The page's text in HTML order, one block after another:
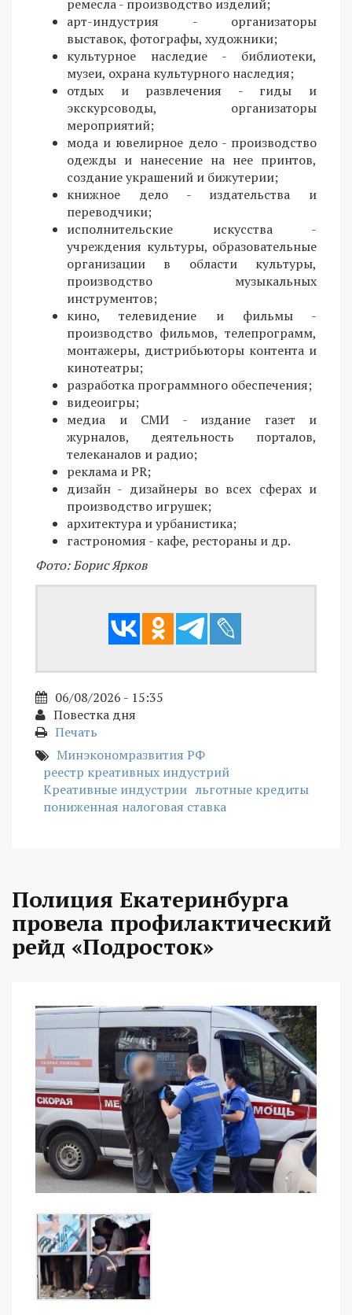
ремесла - производство изделий;
арт-индустрия - организаторы
выставок, фотографы, художники;
культурное наследие - библиотеки,
музеи, охрана культурного наследия;
отдых и развлечения - гиды и
экскурсоводы, организаторы
мероприятий;
мода и ювелирное дело - производство
одежды и нанесение на нее принтов,
создание украшений и бижутерии;
книжное дело - издательства и
переводчики;
исполнительские искусства -
учреждения культуры, образовательные
организации в области культуры,
производство музыкальных
инструментов;
кино, телевидение и фильмы -
производство фильмов, телепрограмм,
монтажеры, дистрибьюторы контента и
кинотеатры;
разработка программного обеспечения;
видеоигры;
медиа и СМИ - издание газет и
журналов, деятельность порталов,
телеканалов и радио;
реклама и PR;
дизайн - дизайнеры во всех сферах и
производство игрушек;
архитектура и урбанистика;
гастрономия - кафе, рестораны и др.
Фото: Борис Ярков
06/08/2026 - 15:35
Повестка дня
Печать
Минэкономразвития РФ
реестр креативных индустрий
Креативные индустрии льготные кредиты
пониженная налоговая ставка
Полиция Екатеринбурга
провела профилактический
рейд «Подросток»